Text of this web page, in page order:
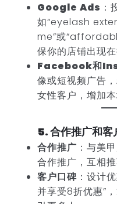
Google Ads ：
如“eyelash
me”或
保你的店铺出现在
Facebook和
像或短视频广告
女性客户，增加本
5. 合作推广和客
合作推广 ：与美
合作推广，互相
客户口碑：设计
并享受8折优惠”